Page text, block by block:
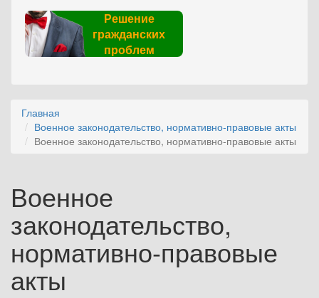
Решение
гражданских
проблем
Главная
Военное законодательство, нормативно-правовые акты
Военное законодательство, нормативно-правовые акты
Военное
законодательство,
нормативно-правовые
акты